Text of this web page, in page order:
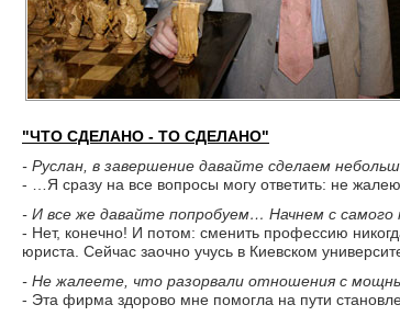
"ЧТО СДЕЛАНО - ТО СДЕЛАНО"
- Руслан, в завершение давайте сделаем
- …Я сразу на все вопросы могу ответить: не
- И все же давайте попробуем… Начнем с
- Нет, конечно! И потом: сменить профессию
юриста. Сейчас заочно учусь в Киевском
- Не жалеете, что разорвали отношения с
- Эта фирма здорово мне помогла на пути